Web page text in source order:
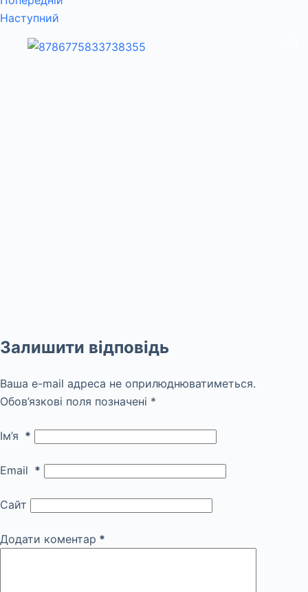
Наступний
Залишити відповідь
Ваша e-mail адреса не оприлюднюватиметься.
Обов’язкові поля позначені *
Ім’я *
Email *
Сайт
Додати коментар *